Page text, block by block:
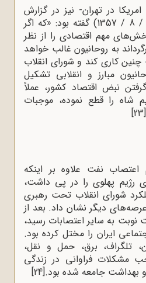
در تهران- نیز در گزارش
مورخ 9 نوامبر 1978 (18 / 8 / 1357) گفته بود: «که اگر
مهم اقتصادى را از نظر
به روحانیون غالب خواهد
کارى کند و شوراى انقلاب
مبارز و انقلابى تشکیل
نبض اقتصاد کشور، عملاً
شاه را قطع نموده، موجبات
[23]
اعتصاب نفت علاوه بر اینکه
رژیم پهلوی را در پی داشت،
شورای انقلاب تحت رهبری
دیگر نشان داد. بعد از
به سایر اعتصابات رسید،
ایران‌ را مختل‌ کرده‌ بود.
تلگراف‌، برق، حمل‌ و نقل‌،
مشکلات‌ فراوانی‌ در زندگی‌
بهداشت‌ جامعه‌ شده‌ بود.[24]